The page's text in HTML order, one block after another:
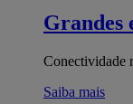
Grandes
Conectividade
Saiba mais